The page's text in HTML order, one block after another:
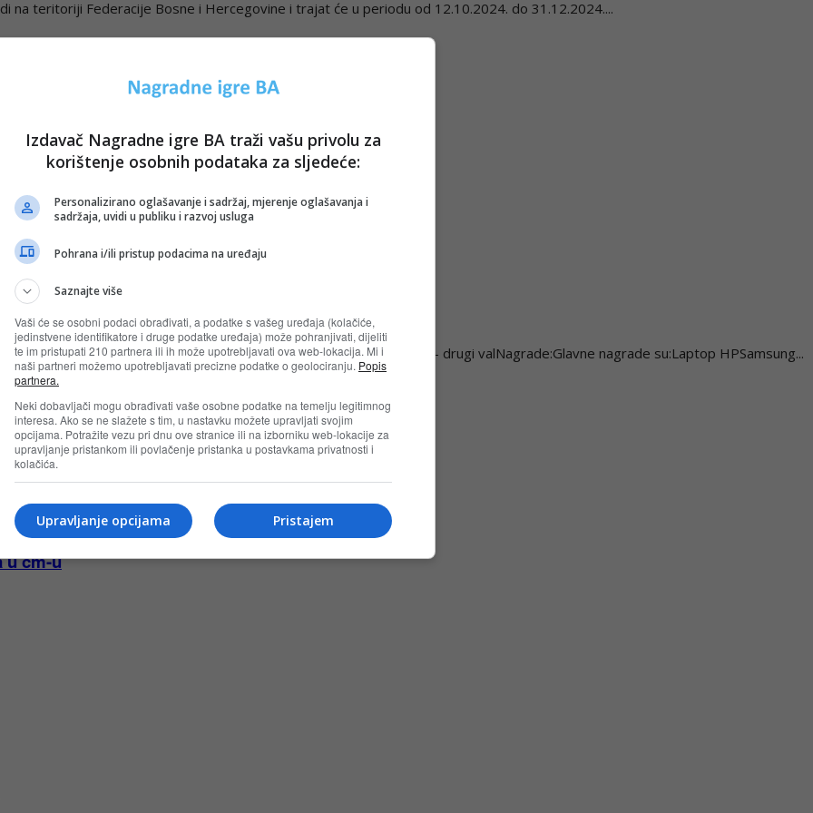
na teritoriji Federacije Bosne i Hercegovine i trajat će u periodu od 12.10.2024. do 31.12.2024....
i nagrade osvoji!
do 31.05.2023. godine – prvi valOd 01.11. do 31.12.2023. godine – drugi valNagrade:Glavne nagrade su:Laptop HPSamsung...
u cm-u
Izdavač Nagradne igre BA traži vašu privolu za
korištenje osobnih podataka za sljedeće:
Personalizirano oglašavanje i sadržaj, mjerenje oglašavanja i
sadržaja, uvidi u publiku i razvoj usluga
Pohrana i/ili pristup podacima na uređaju
Saznajte više
Vaši će se osobni podaci obrađivati, a podatke s vašeg uređaja (kolačiće,
jedinstvene identifikatore i druge podatke uređaja) može pohranjivati, dijeliti
te im pristupati 210 partnera ili ih može upotrebljavati ova web-lokacija. Mi i
naši partneri možemo upotrebljavati precizne podatke o geolociranju. Popis
partnera.
Neki dobavljači mogu obrađivati vaše osobne podatke na temelju legitimnog
interesa. Ako se ne slažete s tim, u nastavku možete upravljati svojim
opcijama. Potražite vezu pri dnu ove stranice ili na izborniku web-lokacije za
upravljanje pristankom ili povlačenje pristanka u postavkama privatnosti i
kolačića.
Pristajem
Upravljanje opcijama